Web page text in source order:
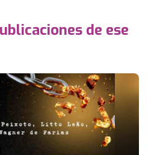
de ese